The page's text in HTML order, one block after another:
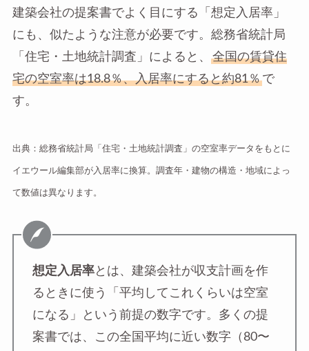
建築会社の提案書でよく目にする「想定入居率」
にも、似たような注意が必要です。総務省統計局
「住宅・土地統計調査」によると、
全国の賃貸住
宅の空室率は18.8％、入居率にすると約81％で
す。
出典：総務省統計局「住宅・土地統計調査」の空室率データをもとに
イエウール編集部が入居率に換算。調査年・建物の構造・地域によっ
て数値は異なります。
想定入居率とは、建築会社が収支計画を作
るときに使う「平均してこれくらいは空室
になる」という前提の数字です。多くの提
案書では、この全国平均に近い数字（80〜